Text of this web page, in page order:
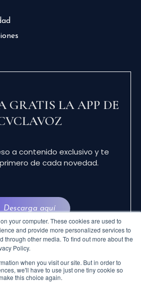
your computer. These cookies are used to
and provide more personalized services to
through other media. To find out more about the
Policy.
when you visit our site. But in order to
we'll have to use just one tiny cookie so
this choice again.
GRATIS LA APP DE
a contenido exclusivo y te
de cada novedad.
Descarga aquí